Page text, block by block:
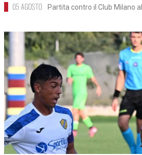
05 AGOSTO Partita contro il Club Milano